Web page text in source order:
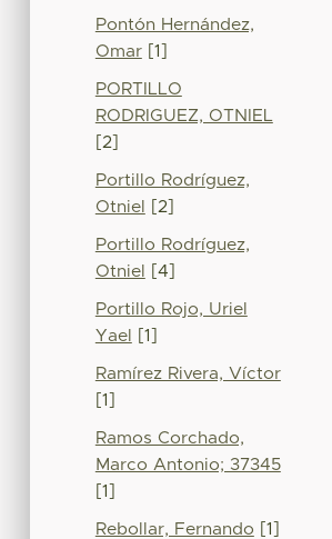
Pontón Hernández,
Omar[1]
PORTILLO
RODRIGUEZ, OTNIEL
[2]
Portillo Rodríguez,
Otniel
[2]
Portillo Rodríguez,
Otniel
[4]
Portillo Rojo, Uriel
Yael
[1]
Ramírez Rivera, Víctor
[1]
Ramos Corchado,
Marco Antonio; 37345
[1]
Rebollar, Fernando [1]